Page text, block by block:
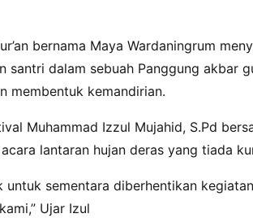
bernama Maya Wardaningrum
santri dalam sebuah Panggung akbar
membentuk kemandirian.
Muhammad Izzul Mujahid, S.Pd
lantaran hujan deras yang tiada
sementara diberhentikan
Ujar Izul